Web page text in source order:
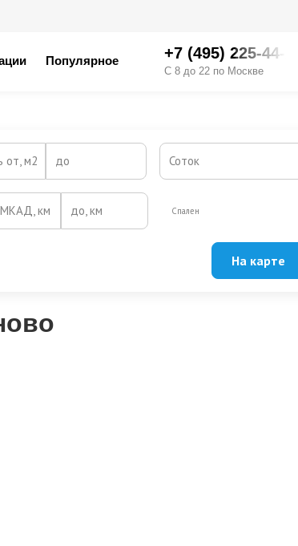
Популярное +7 (495) 225-44-XX
С 8 до 22 по Москве
от, м2 до Соток
км до, км Спален
На карте